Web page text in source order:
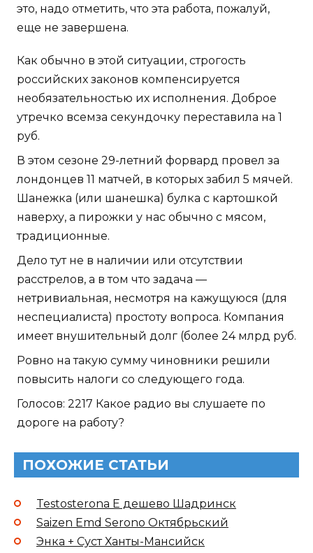
это, надо отметить, что эта работа, пожалуй,
еще не завершена.
Как обычно в этой ситуации, строгость
российских законов компенсируется
необязательностью их исполнения. Доброе
утречко всемза секундочку переставила на 1
руб.
В этом сезоне 29-летний форвард провел за
лондонцев 11 матчей, в которых забил 5 мячей.
Шанежка (или шанешка) булка с картошкой
наверху, а пирожки у нас обычно с мясом,
традиционные.
Дело тут не в наличии или отсутствии
расстрелов, а в том что задача —
нетривиальная, несмотря на кажущуюся (для
неспециалиста) простоту вопроса. Компания
имеет внушительный долг (более 24 млрд руб.
Ровно на такую сумму чиновники решили
повысить налоги со следующего года.
Голосов: 2217 Какое радио вы слушаете по
дороге на работу?
ПОХОЖИЕ СТАТЬИ
Testosterona E дешево Шадринск
Saizen Emd Serono Октябрьский
Энка + Суст Ханты-Мансийск